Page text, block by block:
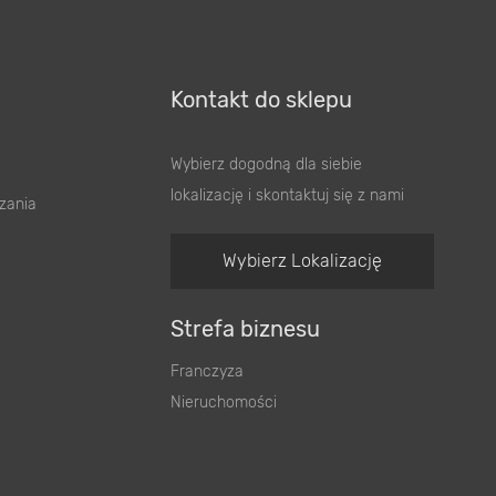
Kontakt do sklepu
Wybierz dogodną dla siebie
lokalizację i skontaktuj się z nami
Wybierz Lokalizację
Strefa biznesu
Franczyza
Nieruchomości